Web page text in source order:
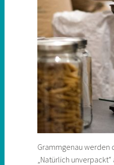
Grammgenau werden
„Natürlich